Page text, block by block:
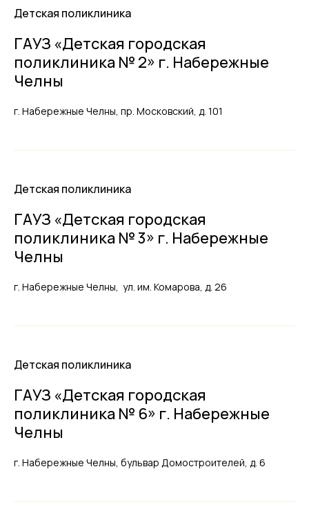
Детская поликлиника
ГАУЗ «Детская городская
поликлиника № 2» г. Набережные
Челны
г. Набережные Челны, пр. Московский, д. 101
Детская поликлиника
ГАУЗ «Детская городская
поликлиника № 3» г. Набережные
Челны
г. Набережные Челны, ул. им. Комарова, д. 26
Детская поликлиника
ГАУЗ «Детская городская
поликлиника № 6» г. Набережные
Челны
г. Набережные Челны, бульвар Домостроителей, д. 6